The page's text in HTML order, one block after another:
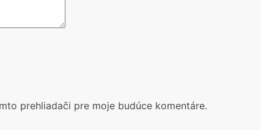
prehliadači pre moje budúce komentáre.